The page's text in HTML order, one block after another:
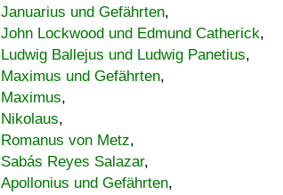
Januarius und Gefährten,
John Lockwood und Edmund Catherick,
Ludwig Ballejus und Ludwig Panetius,
Maximus und Gefährten,
Maximus,
Nikolaus,
Romanus von Metz,
Sabás Reyes Salazar,
Apollonius und Gefährten,